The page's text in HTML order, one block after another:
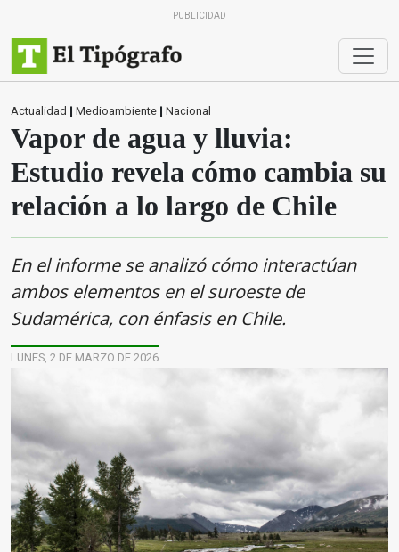
PUBLICIDAD
Actualidad | Medioambiente | Nacional
Vapor de agua y lluvia:
Estudio revela cómo cambia su
relación a lo largo de Chile
En el informe se analizó cómo interactúan
ambos elementos en el suroeste de
Sudamérica, con énfasis en Chile.
LUNES, 2 DE MARZO DE 2026